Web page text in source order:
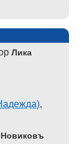
Лика
,